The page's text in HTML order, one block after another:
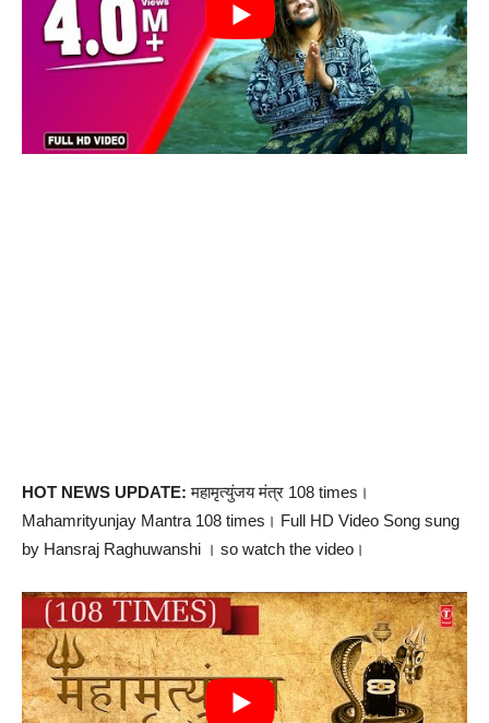
HOT NEWS UPDATE:महामृत्युंजय मंत्र 108 times।
Mahamrityunjay Mantra 108 times। Full HD Video Song sung
by Hansraj Raghuwanshi । so watch the video।